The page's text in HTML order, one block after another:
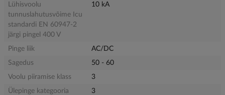
Lühisvoolu
tunnuslahutusvõime Icu
standardi EN 60947-2
järgi pingel 400 V
10 kA
Pinge liik
AC/DC
Sagedus
50 - 60
Voolu piiramise klass
3
Ülepinge kategooria
3